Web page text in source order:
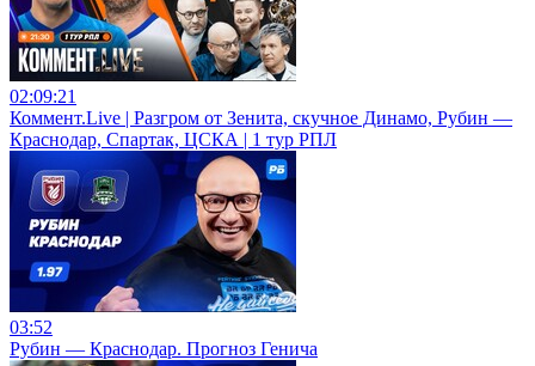
02:09:21
Коммент.Live | Разгром от Зенита, скучное Динамо, Рубин —
Краснодар, Спартак, ЦСКА | 1 тур РПЛ
03:52
Рубин — Краснодар. Прогноз Генича